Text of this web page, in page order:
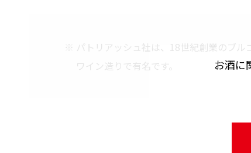
パトリアッシュ社は、18世紀創業のブ
ワイン造りで有名です。
お酒に